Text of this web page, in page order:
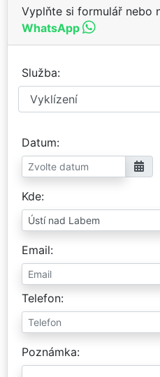
Vyplňte si formulář nebo
WhatsApp
Služba
Datum
Kde
Email
Telefon
Poznámka